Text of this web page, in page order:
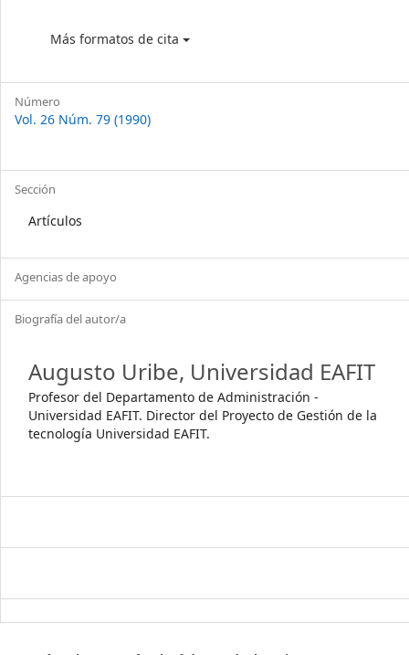
Más formatos de cita
Número
Vol. 26 Núm. 79 (1990)
Sección
Artículos
Agencias de apoyo
Biografía del autor/a
Augusto Uribe, Universidad EAFIT
Profesor del Departamento de Administración -
Universidad EAFIT. Director del Proyecto de Gestión de la
tecnología Universidad EAFIT.